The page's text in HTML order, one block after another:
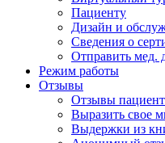
Пациенту
Дизайн и
Сведения о
Отправить мед.
Режим работы
Отзывы
Отзывы
Выразить свое
Выдержки из